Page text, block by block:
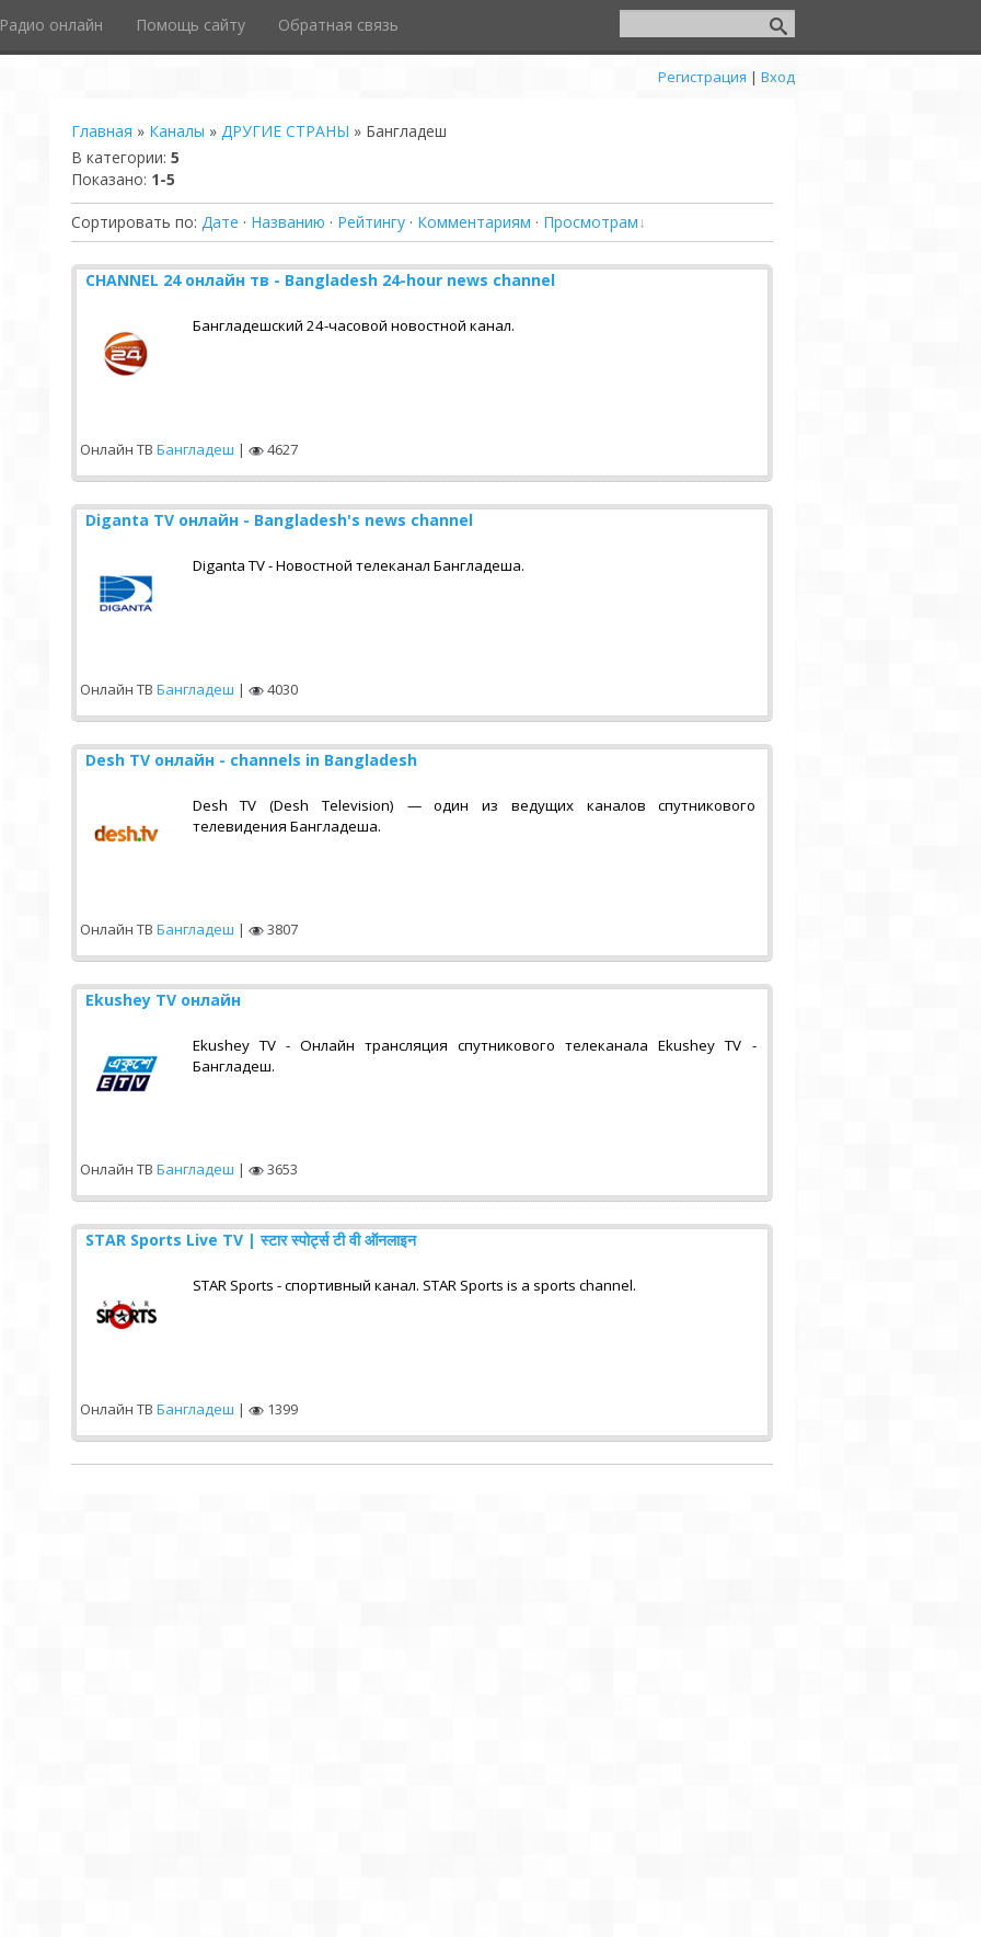
Pадио онлайн Помощь сайту Обратная связь
Регистрация | Вход
Главная » Каналы » ДРУГИЕ СТРАНЫ » Бангладеш
В категории: 5
Показано: 1-5
Сортировать по: Дате · Названию · Рейтингу· Комментариям · Просмотрам
CHANNEL 24 онлайн тв - Bangladesh 24-hour news channel
Бангладешский 24-часовой новостной канал.
Онлайн ТВ Бангладеш | 4627
Diganta TV онлайн - Bangladesh's news channel
Diganta TV - Новостной телеканал Бангладеша.
Онлайн ТВ Бангладеш | 4030
Desh TV онлайн - channels in Bangladesh
Desh TV (Desh Television) — один из ведущих каналов спутникового
телевидения Бангладеша.
Онлайн ТВ Бангладеш | 3807
Ekushey TV онлайн
Ekushey TV - Онлайн трансляция спутникового телеканала Ekushey TV -
Бангладеш.
Онлайн ТВ Бангладеш | 3653
STAR Sports Live TV | स्टार स्पोर्ट्स टी वी ऑनलाइन
STAR Sports - спортивный канал. STAR Sports is a sports channel.
Онлайн ТВ Бангладеш | 1399